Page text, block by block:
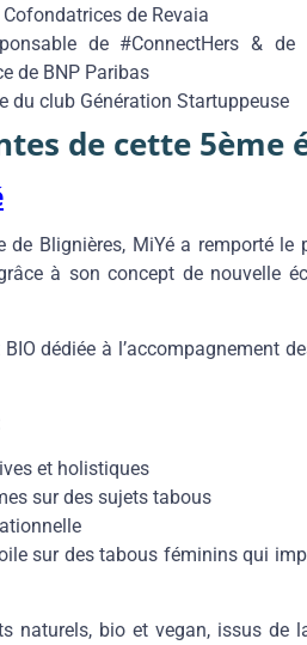
Cofondatrices de Revaia
de #ConnectHers & de
de BNP Paribas
du club Génération Startuppeuse
de cette 5ème
Blignières, MiYé a remporté le
à son concept de nouvelle
BIO dédiée à l’accompagnement
et holistiques
sur des sujets tabous
sur des tabous féminins qui
naturels, bio et vegan, issus de